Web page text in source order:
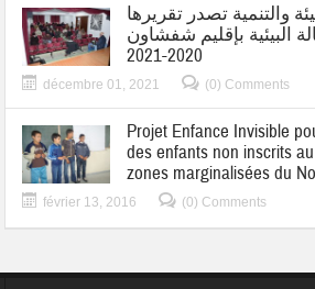
والتنمية تصدر تقريرها
البيئية بإقليم شفشاون
2020-2021
décembre 01, 2021 (0) Comments
Projet Enfance Invisible
des enfants non inscrits
zones marginalisées du
février 13, 2016 (0) Comments